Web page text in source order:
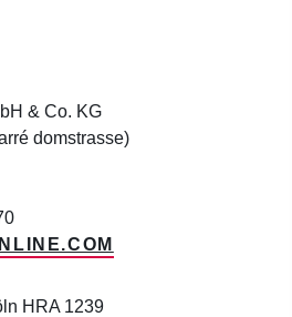
& Co. KG
domstrasse)
HRA 1239